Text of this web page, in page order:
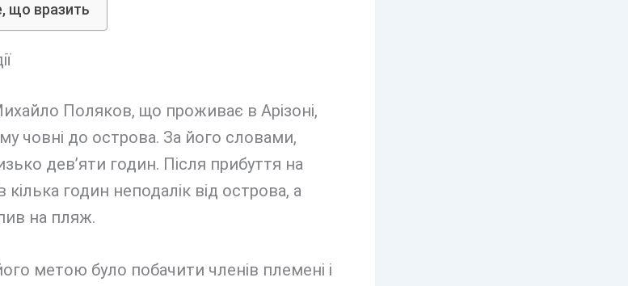
що вразить
Поляков, що проживає в Арізоні,
човні до острова. За його словами,
дев’яти годин. Після прибуття на
кілька годин неподалік від острова, а
на пляж.
метою було побачити членів племені і